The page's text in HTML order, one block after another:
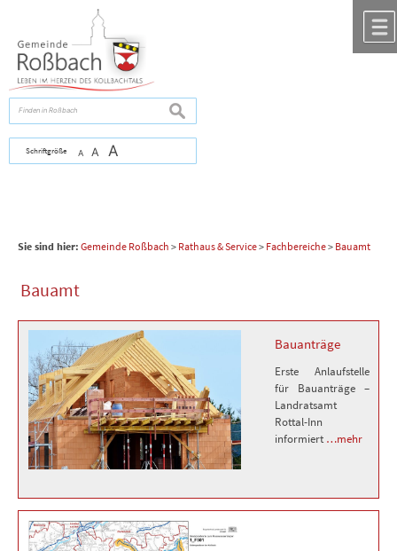
zur Navigation
Schriftgröße A A A
suchen
Sie sind hier: Gemeinde Roßbach > Rathaus & Service> Fachbereiche> Bauamt
Bauamt
Bauanträge
Erste Anlaufstelle
für Bauanträge –
Landratsamt
Rottal-Inn
informiert …mehr